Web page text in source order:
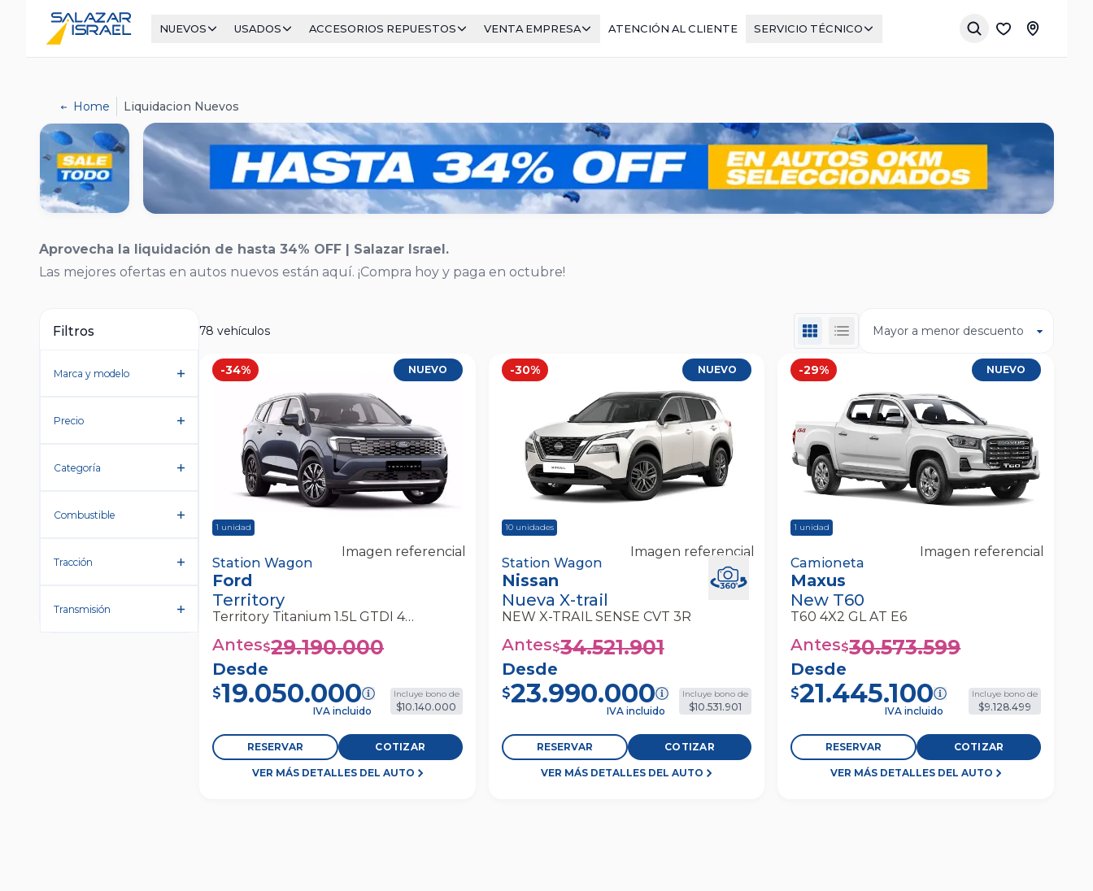
NUEVOS USADOS ACCESORIOS REPUESTOS VENTA EMPRESA ATENCIÓN AL CLIENTE SERVICIO TÉCNICO
Home Liquidacion Nuevos
Aprovecha la liquidación de hasta 34% OFF | Salazar Israel.
Las mejores ofertas en autos nuevos están aquí. ¡Compra hoy y paga en octubre!
Filtros
Marca y modelo
Precio
Categoría
Combustible
Tracción
Transmisión
78 vehículos Mayor a menor descuento
-34% NUEVO
1 unidad
Imagen referencial
Ford Territory Territory Titanium 1.5l
Gtdi 4x2 At Station Wagon
Station Wagon
Ford
Territory
Territory Titanium 1.5L GTDI 4X2 AT
Antes$29.190.000
Desde
$19.050.000
IVA incluido
Incluye bono de
$10.140.000
RESERVAR COTIZAR
VER MÁS DETALLES DEL AUTO
-30% NUEVO
10 unidades
Imagen referencial
Nissan Nueva X-Trail New X-Trail Sense
Cvt 3r Station Wagon
Station Wagon
Nissan
Nueva X-trail
NEW X-TRAIL SENSE CVT 3R
Antes$34.521.901
Desde
$23.990.000
IVA incluido
Incluye bono de
$10.531.901
RESERVAR COTIZAR
VER MÁS DETALLES DEL AUTO
-29% NUEVO
1 unidad
Imagen referencial
Maxus New T60 T60 4x2 Gl At E6
Camioneta
Camioneta
Maxus
New T60
T60 4X2 GL AT E6
Antes$30.573.599
Desde
$21.445.100
IVA incluido
Incluye bono de
$9.128.499
RESERVAR COTIZAR
VER MÁS DETALLES DEL AUTO